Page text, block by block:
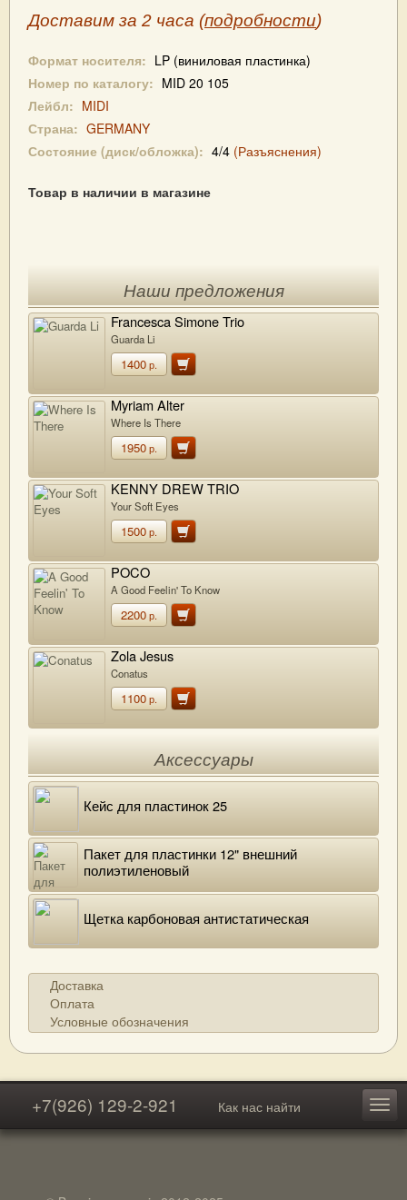
Доставим за 2 часа (подробности)
Формат носителя: LP (виниловая пластинка)
Номер по каталогу: MID 20 105
Лейбл: MIDI
Страна: GERMANY
Состояние (диск/обложка): 4/4 (Разъяснения)
Товар в наличии в магазине
Наши предложения
Francesca Simone Trio
Guarda Li
1400р.
Myriam Alter
Where Is There
1950р.
KENNY DREW TRIO
Your Soft Eyes
1500р.
POCO
A Good Feelin' To Know
2200р.
Zola Jesus
Conatus
1100р.
Аксессуары
Кейс для пластинок 25
Пакет для пластинки 12" внешний
полиэтиленовый
Щетка карбоновая антистатическая
Доставка
Оплата
Условные обозначения
+7(926) 129-2-921 Как нас найти